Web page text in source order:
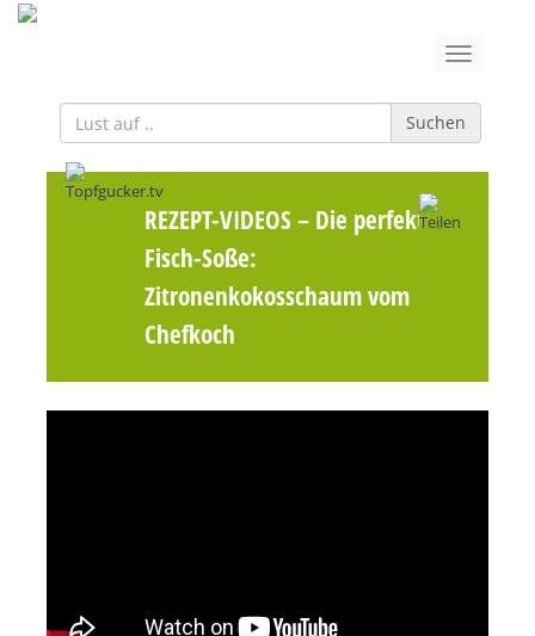
Suchen
REZEPT-VIDEOS– Die perfekte
Fisch-Soße:
Zitronenkokosschaum vom
Chefkoch